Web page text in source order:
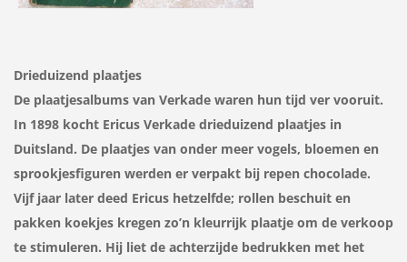
Drieduizend plaatjes
De plaatjesalbums van Verkade waren hun tijd ver vooruit.
In 1898 kocht Ericus Verkade drieduizend plaatjes in
Duitsland. De plaatjes van onder meer vogels, bloemen en
sprookjesfiguren werden er verpakt bij repen chocolade.
Vijf jaar later deed Ericus hetzelfde; rollen beschuit en
pakken koekjes kregen zo’n kleurrijk plaatje om de verkoop
te stimuleren. Hij liet de achterzijde bedrukken met het